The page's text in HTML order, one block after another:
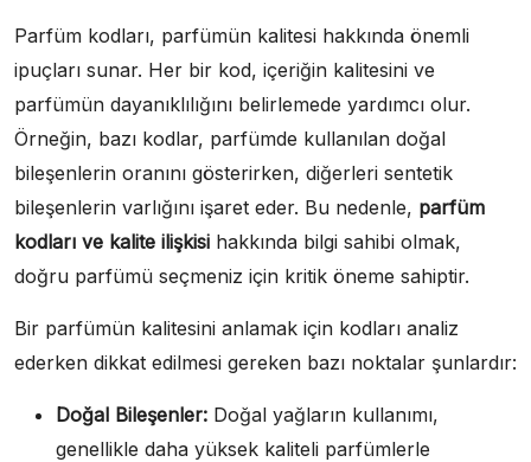
Parfüm kodları, parfümün kalitesi hakkında önemli
ipuçları sunar. Her bir kod, içeriğin kalitesini ve
parfümün dayanıklılığını belirlemede yardımcı olur.
Örneğin, bazı kodlar, parfümde kullanılan doğal
bileşenlerin oranını gösterirken, diğerleri sentetik
bileşenlerin varlığını işaret eder. Bu nedenle, parfüm
kodları ve kalite ilişkisi hakkında bilgi sahibi olmak,
doğru parfümü seçmeniz için kritik öneme sahiptir.
Bir parfümün kalitesini anlamak için kodları analiz
ederken dikkat edilmesi gereken bazı noktalar şunlardır:
Doğal Bileşenler: Doğal yağların kullanımı,
genellikle daha yüksek kaliteli parfümlerle